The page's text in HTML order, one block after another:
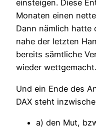
einsteigen. Diese
Monaten einen
Dann nämlich hatte
nahe der letzten
bereits sämtliche
wieder wettgemacht.
Und ein Ende des
DAX steht
a) den Mut,